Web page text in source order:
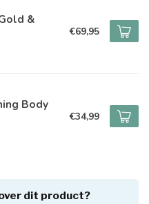
&
€69,95
Body
€34,99
dit product?